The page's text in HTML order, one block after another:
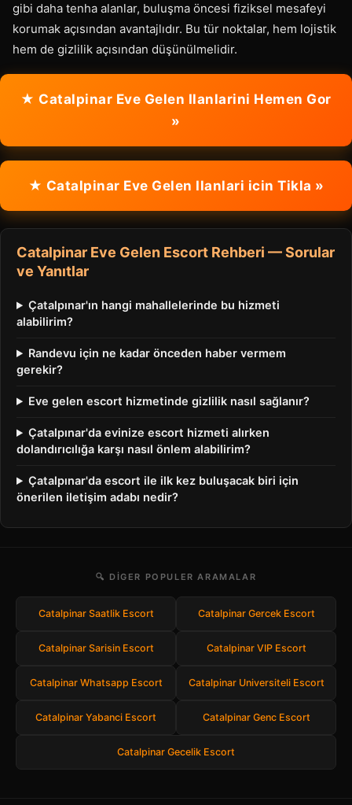
gibi daha tenha alanlar, buluşma öncesi fiziksel mesafeyi
korumak açısından avantajlıdır. Bu tür noktalar, hem lojistik
hem de gizlilik açısından düşünülmelidir.
★ Catalpinar Eve Gelen Ilanlarini Hemen Gor
»
★ Catalpinar Eve Gelen Ilanlari icin Tikla »
Catalpinar Eve Gelen Escort Rehberi — Sorular
ve Yanıtlar
Çatalpınar'ın hangi mahallelerinde bu hizmeti
alabilirim?
Randevu için ne kadar önceden haber vermem
gerekir?
Eve gelen escort hizmetinde gizlilik nasıl sağlanır?
Çatalpınar'da evinize escort hizmeti alırken
dolandırıcılığa karşı nasıl önlem alabilirim?
Çatalpınar'da escort ile ilk kez buluşacak biri için
önerilen iletişim adabı nedir?
🔍 DIGER POPULER ARAMALAR
Catalpinar Saatlik Escort Catalpinar Gercek Escort
Catalpinar Sarisin Escort Catalpinar VIP Escort
Catalpinar Whatsapp Escort Catalpinar Universiteli Escort
Catalpinar Yabanci Escort Catalpinar Genc Escort
Catalpinar Gecelik Escort